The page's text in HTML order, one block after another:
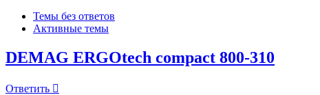
Темы без ответов
Активные темы
DEMAG ERGOtech compact 800-310
Ответить